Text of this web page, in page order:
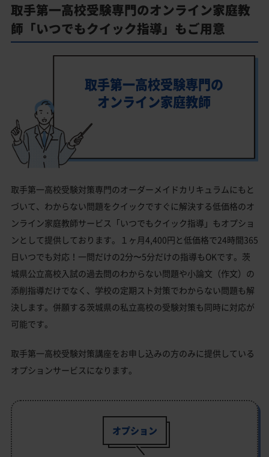
取手第一高校受験専門のオンライン家庭教
師「いつでもクイック指導」もご用意
取手第一高校受験専門の
オンライン家庭教師
取手第一高校受験対策専門のオーダーメイドカリキュラムにもと
づいて、わからない問題をクイックですぐに解決する低価格のオ
ンライン家庭教師サービス「いつでもクイック指導」もオプショ
ンとして提供しております。１ヶ月4,400円と低価格で24時間365
日いつでも対応！一問だけの2分〜5分だけの指導もOKです。茨
城県公立高校入試の過去問のわからない問題や小論文（作文）の
添削指導だけでなく、学校の定期スト対策でわからない問題も解
決します。併願する茨城県の私立高校の受験対策も同時に対応が
可能です。
取手第一高校受験対策講座をお申し込みの方のみに提供している
オプションサービスになります。
オプション